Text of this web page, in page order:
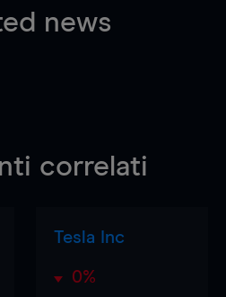
news
correlati
Tesla Inc
0%